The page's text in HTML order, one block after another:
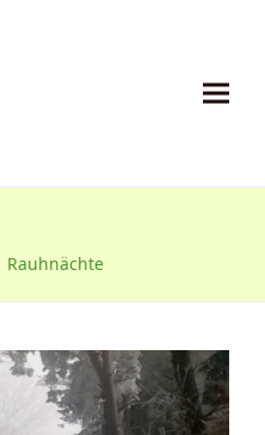
Rauhnächte